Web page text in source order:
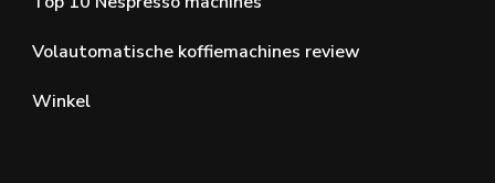
Volautomatische koffiemachines review
Winkel